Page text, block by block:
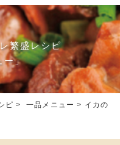
繁盛レシピ
ー」
ピ >一品メニュー > イカの